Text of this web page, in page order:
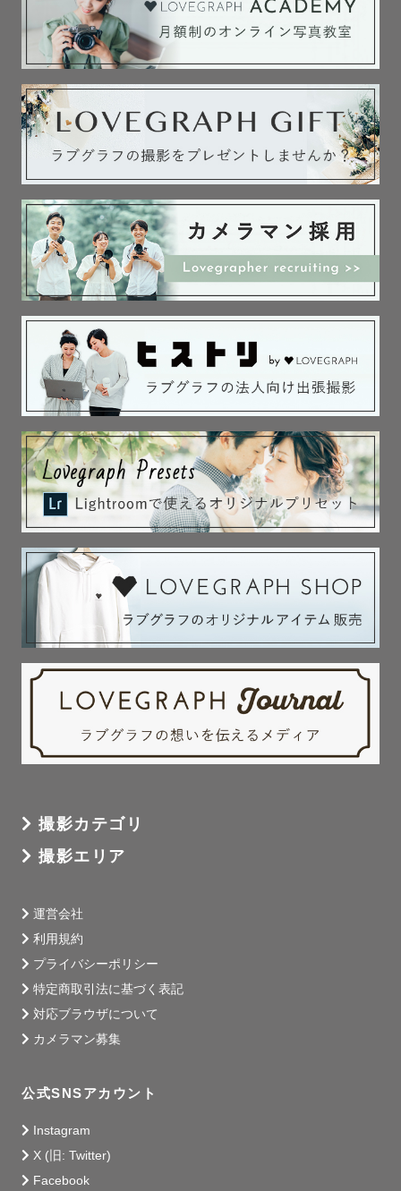
撮影カテゴリ
撮影エリア
運営会社
利用規約
プライバシーポリシー
特定商取引法に基づく表記
対応ブラウザについて
カメラマン募集
公式SNSアカウント
Instagram
X (旧: Twitter)
Facebook